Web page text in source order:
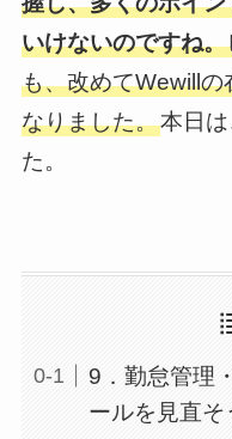
いけないのですね。
も、改めてWewill
なりました。本日
た。
9．勤怠管理
ールを見直そ